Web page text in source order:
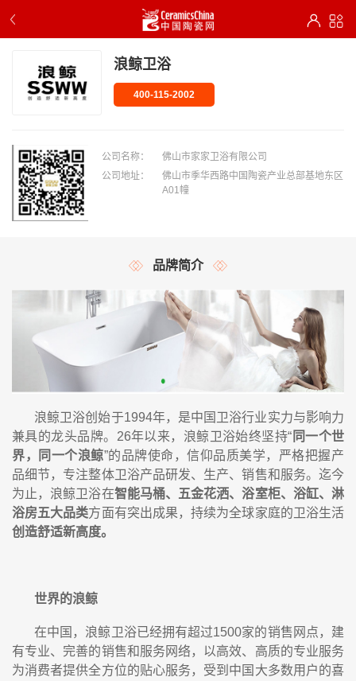
浪鲸卫浴
400-115-2002
公司名称：
佛山市家家卫浴有限公司
公司地址：
佛山市季华西路中国陶瓷产业总部基地东区
A01幢
品牌简介
浪鲸卫浴创始于1994年，是中国卫浴行业实力与影响力
兼具的龙头品牌。26年以来，浪鲸卫浴始终坚持“ 同一个世
界，同一个浪鲸”的品牌使命，信仰品质美学，严格把握产
品细节，专注整体卫浴产品研发、生产、销售和服务。迄今
为止，浪鲸卫浴在智能马桶、五金花洒、浴室柜、浴缸、淋
浴房五大品类方面有突出成果，持续为全球家庭的卫浴生活
创造舒适新高度。
世界的浪鲸
在中国，浪鲸卫浴已经拥有超过1500家的销售网点，建
有专业、完善的销售和服务网络，以高效、高质的专业服务
为消费者提供全方位的贴心服务，受到中国大多数用户的喜